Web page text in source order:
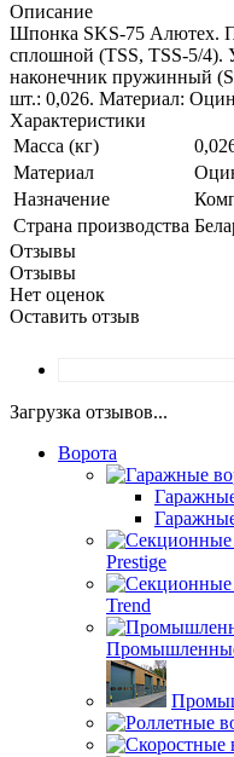
Описание
Шпонка SKS-75 Алютех.
сплошной (TSS, TSS-5/4).
наконечник пружинный
шт.: 0,026. Материал:
Характеристики
Масса (кг)
Материал
Назначение
Страна производства
Отзывы
Отзывы
Нет оценок
Оставить отзыв
Загрузка отзывов...
Ворота
Prestige
Trend